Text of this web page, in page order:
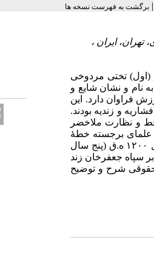
|برگشت به فهرست نسخه ها
ایران ،
وسیم (اول) تختی مردوخی
نام و نشان شایع و
فراوان دارد. این
و زندیه بودند.
و نظارت ملاخضر
علمای برجسته خطۀ
کردستان تحریر شده و بخشی از تاریخ منطقه را روشن می‌سازد، از نظر تاریخی و ادبی درخور بررسی است. این سند به سال ۱۲۰۰ ه.ق (پنج سال
سپاه جعفرخان زند
حقوقی شرح و توضیح